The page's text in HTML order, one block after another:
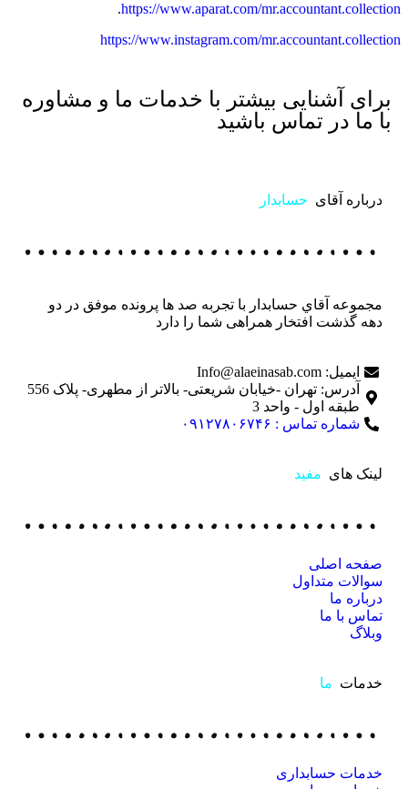
https://www.aparat.com/mr.accountant.collection
.
https://www.instagram.com/mr.accountant.collection
برای آشنایی بیشتر با خدمات ما و مشاوره
با ما در تماس باشید
درباره آقای حسابدار
مجموعه آقاي حسابدار با تجربه صد ها پرونده موفق در دو
دهه گذشت افتخار همراهی شما را دارد
ایمیل: Info@alaeinasab.com
آدرس: تهران -خیابان شریعتی- بالاتر از مطهری- پلاک 556
طبقه اول - واحد 3
شماره تماس : ۰۹۱۲۷۸۰۶۷۴۶
لینک های مفید
صفحه اصلی
سوالات متداول
درباره ما
تماس با ما
وبلاگ
خدمات ما
خدمات حسابداری